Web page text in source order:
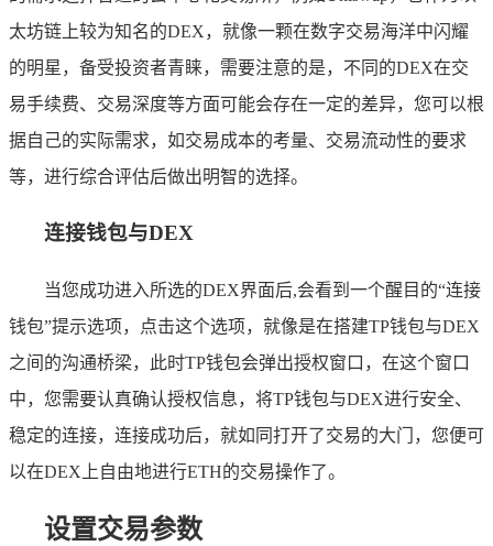
太坊链上较为知名的DEX，就像一颗在数字交易海洋中闪耀
的明星，备受投资者青睐，需要注意的是，不同的DEX在交
易手续费、交易深度等方面可能会存在一定的差异，您可以根
据自己的实际需求，如交易成本的考量、交易流动性的要求
等，进行综合评估后做出明智的选择。
连接钱包与DEX
当您成功进入所选的DEX界面后,会看到一个醒目的“连接
钱包”提示选项，点击这个选项，就像是在搭建TP钱包与DEX
之间的沟通桥梁，此时TP钱包会弹出授权窗口，在这个窗口
中，您需要认真确认授权信息，将TP钱包与DEX进行安全、
稳定的连接，连接成功后，就如同打开了交易的大门，您便可
以在DEX上自由地进行ETH的交易操作了。
设置交易参数